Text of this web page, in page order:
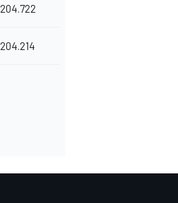
204.722
204.214